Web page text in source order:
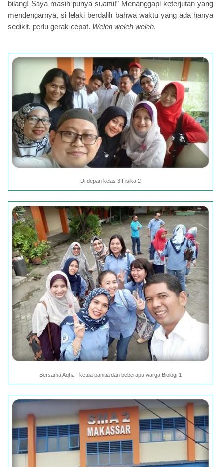
bilang! Saya masih punya suami!” Menanggapi keterjutan yang
mendengarnya, si lelaki berdalih bahwa waktu yang ada hanya
sedikit, perlu gerak cepat. Weleh weleh weleh.
Di depan kelas 3 Fisika 2
Bersama Aqha - ketua panitia dan beberapa warga Biologi 1